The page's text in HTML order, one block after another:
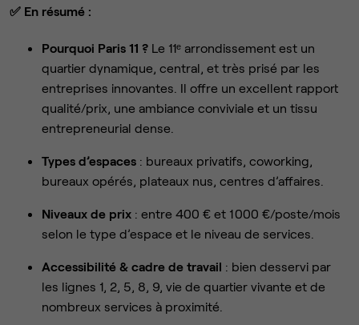
✅ En résumé :
Pourquoi Paris 11 ? Le 11ᵉ arrondissement est un
quartier dynamique, central, et très prisé par les
entreprises innovantes. Il offre un excellent rapport
qualité/prix, une ambiance conviviale et un tissu
entrepreneurial dense.
Types d’espaces : bureaux privatifs, coworking,
bureaux opérés, plateaux nus, centres d’affaires.
Niveaux de prix : entre 400 € et 1 000 €/poste/mois
selon le type d’espace et le niveau de services.
Accessibilité & cadre de travail : bien desservi par
les lignes 1, 2, 5, 8, 9, vie de quartier vivante et de
nombreux services à proximité.